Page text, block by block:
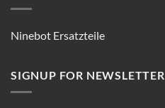
Ninebot Ersatzteile
SIGNUP FOR NEWSLETTER